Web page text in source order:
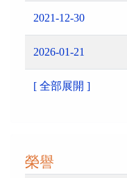
2021-12-30
2026-01-21
[ 全部展開 ]
榮譽